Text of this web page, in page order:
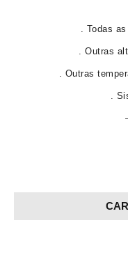
. Todas
. Outras
. Outras
.